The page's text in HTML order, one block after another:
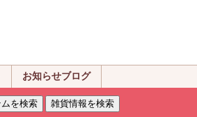
お知らせブログ